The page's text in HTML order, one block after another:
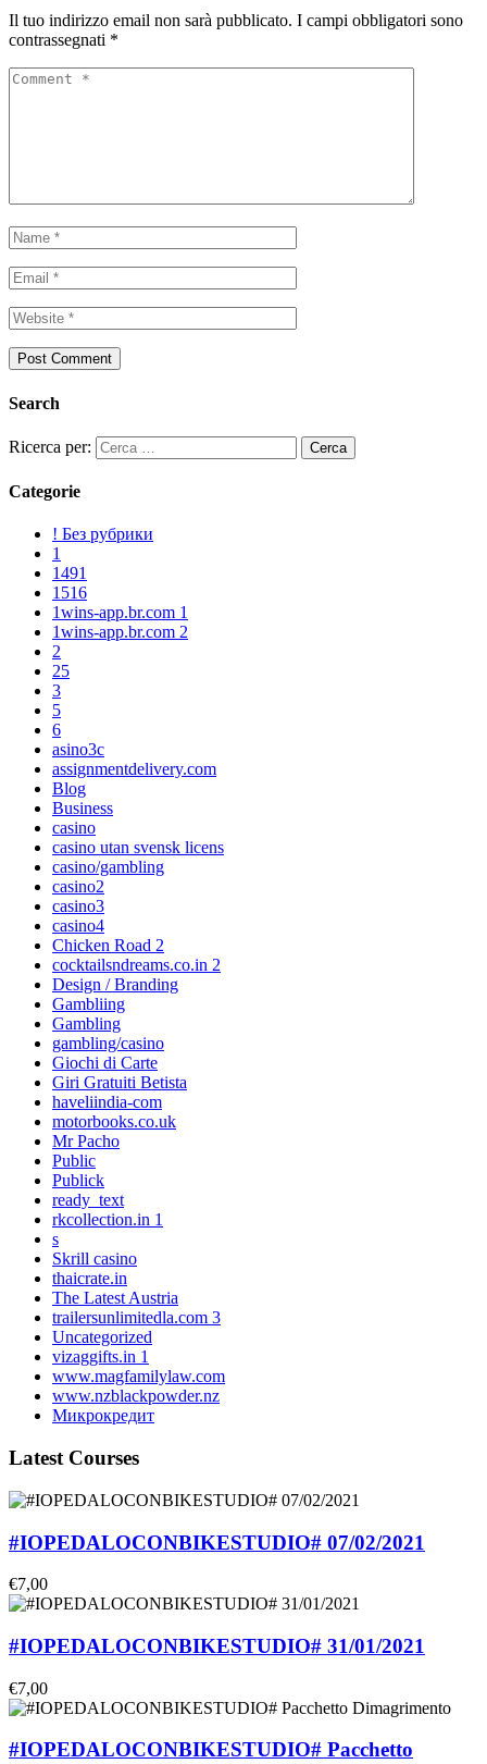
Il tuo indirizzo email non sarà pubblicato. I campi obbligatori sono
contrassegnati *
Search
Ricerca per:
Categorie
! Без рубрики
1
1491
1516
1wins-app.br.com 1
1wins-app.br.com 2
2
25
3
5
6
asino3c
assignmentdelivery.com
Blog
Business
casino
casino utan svensk licens
casino/gambling
casino2
casino3
casino4
Chicken Road 2
cocktailsndreams.co.in 2
Design / Branding
Gambliing
Gambling
gambling/casino
Giochi di Carte
Giri Gratuiti Betista
haveliindia-com
motorbooks.co.uk
Mr Pacho
Public
Publick
ready_text
rkcollection.in 1
s
Skrill casino
thaicrate.in
The Latest Austria
trailersunlimitedla.com 3
Uncategorized
vizaggifts.in 1
www.magfamilylaw.com
www.nzblackpowder.nz
Микрокредит
Latest Courses
#IOPEDALOCONBIKESTUDIO# 07/02/2021
€7,00
#IOPEDALOCONBIKESTUDIO# 31/01/2021
€7,00
#IOPEDALOCONBIKESTUDIO# Pacchetto